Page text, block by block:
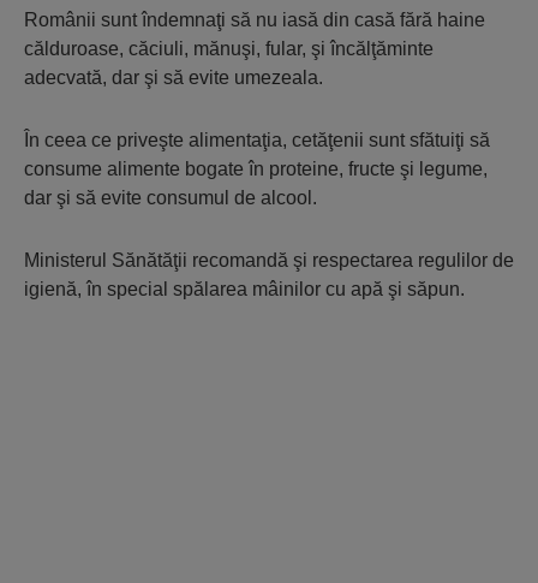
Românii sunt îndemnaţi să nu iasă din casă fără haine
călduroase, căciuli, mănuşi, fular, şi încălţăminte
adecvată, dar şi să evite umezeala.
În ceea ce priveşte alimentaţia, cetăţenii sunt sfătuiţi să
consume alimente bogate în proteine, fructe şi legume,
dar şi să evite consumul de alcool.
Ministerul Sănătăţii recomandă şi respectarea regulilor de
igienă, în special spălarea mâinilor cu apă şi săpun.